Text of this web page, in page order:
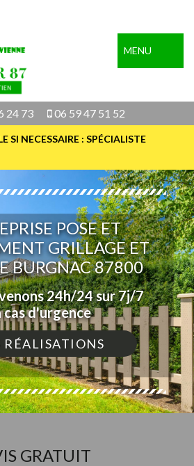
MENU
24 73 06 59 47 51 52
SI NECESSAIRE : SPÉCIALISTE
POSE ET
GRILLAGE ET
BURGNAC 87800
24h/24 sur 7j/7
cas d'urgence
RÉALISATIONS
GRATUIT